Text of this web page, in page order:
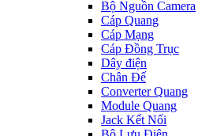
Bộ Nguồn Camera
Cáp Quang
Cáp Mạng
Cáp Đồng Trục
Dây điện
Chân Đế
Converter Quang
Module Quang
Jack Kết Nối